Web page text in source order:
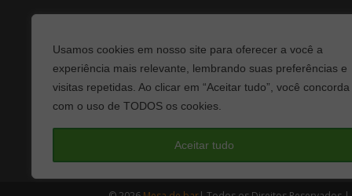
Usamos cookies em nosso site para oferecer a você a
experiência mais relevante, lembrando suas preferências e
visitas repetidas. Ao clicar em “Aceitar tudo”, você concorda
com o uso de TODOS os cookies.
Aceitar tudo